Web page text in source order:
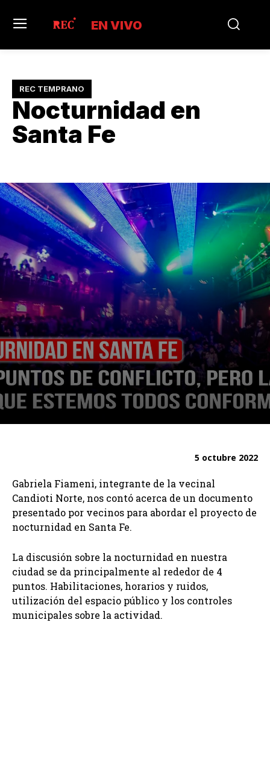
EN VIVO
REC TEMPRANO
Nocturnidad en
Santa Fe
5 octubre 2022
Gabriela Fiameni, integrante de la vecinal
Candioti Norte, nos contó acerca de un documento
presentado por vecinos para abordar el proyecto de
nocturnidad en Santa Fe.
La discusión sobre la nocturnidad en nuestra
ciudad se da principalmente al rededor de 4
puntos. Habilitaciones, horarios y ruidos,
utilización del espacio público y los controles
municipales sobre la actividad.